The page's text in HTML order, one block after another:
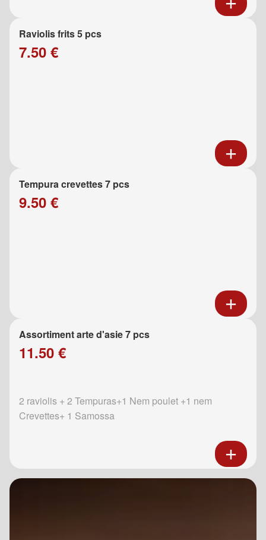
Raviolis frits 5 pcs
7.50 €
Tempura crevettes 7 pcs
9.50 €
Assortiment arte d'asie 7 pcs
11.50 €
2 raviolis + 2 Tempuras+1 Nem poulet +1 nem
Crevettes+ 1 Samossa